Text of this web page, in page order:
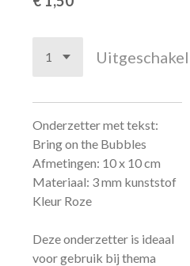
Onderzetter met tekst:
Bring on the Bubbles
Afmetingen: 10 x 10 cm
Materiaal: 3 mm kunststof
Kleur Roze
Deze onderzetter is ideaal
voor gebruik bij thema